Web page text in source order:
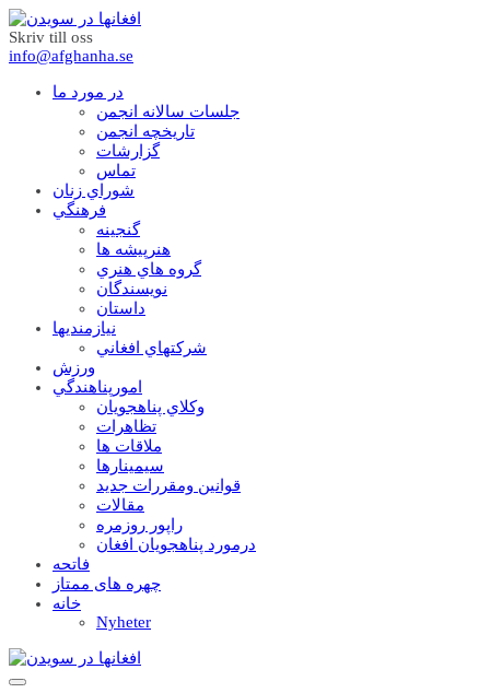
Skriv till oss
info@afghanha.se
در مورد ما
جلسات سالانه انجمن
تاریخچه انجمن
گزارشات
تماس
شوراي زنان
فرهنگي
گنجينه
هنرپيشه ها
گروه هاي هنري
نويسندگان
داستان
نيازمنديها
شرکتهاي افغاني
ورزش
امورپناهندگي
وکلاي پناهجويان
تظاهرات
ملاقات ها
سيمينارها
قوانين ومقررات جديد
مقالات
راپور روزمره
درمورد پناهجويان افغان
فاتحه
چهره های ممتاز
خانه
Nyheter